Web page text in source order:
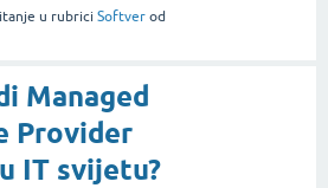
u rubrici Softver od
Managed
Provider
IT svijetu?